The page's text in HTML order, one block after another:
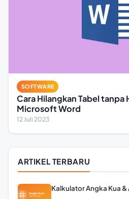
SOFTWARE
Cara Hilangkan Tabel tanpa
Microsoft Word
12 Juli 2023
ARTIKEL TERBARU
Kalkulator Angka Kua &